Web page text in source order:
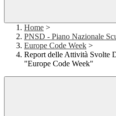
Home >
PNSD - Piano Nazionale
Europe Code Week >
Report delle Attività Svolte
"Europe Code Week"